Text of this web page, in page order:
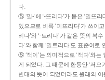
다.
⑤ ‘밀-’에 ‘-뜨리다’가 붙은 ‘밀뜨
있으므로 비록 ‘미뜨리다’가 쓰이
리다’와 ‘-트리다’가 같은 뜻의 복
다’와 함께 ‘밀트리다’도 표준어로
⑥ ‘적이’는 의미적으로 ‘적다’와
게 되었다. 그 때문에 한동안 ‘저으
반대의 뜻이 되었더라도 원래의 어